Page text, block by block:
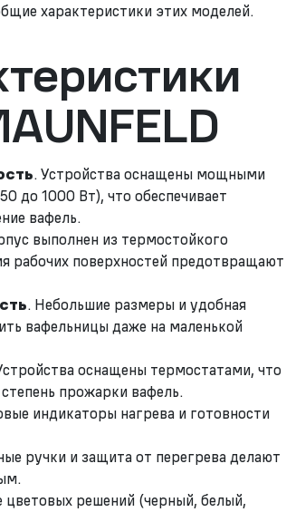
характеристики этих моделей.
. Устройства оснащены мощными
до 1000 Вт), что обеспечивает
вафель.
выполнен из термостойкого
рабочих поверхностей предотвращают
. Небольшие размеры и удобная
вафельницы даже на маленькой
оснащены термостатами, что
прожарки вафель.
индикаторы нагрева и готовности
ручки и защита от перегрева делают
цветовых решений (черный, белый,